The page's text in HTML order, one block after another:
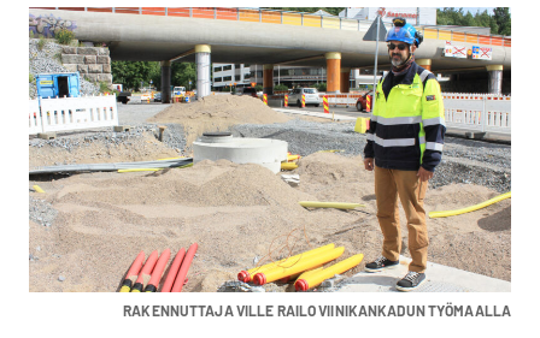
RAKENNUTTAJA VILLE RAILO VIINIKANKADUN TYÖMAALLA